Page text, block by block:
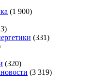
(1 900)
(331)
(320)
(3 319)